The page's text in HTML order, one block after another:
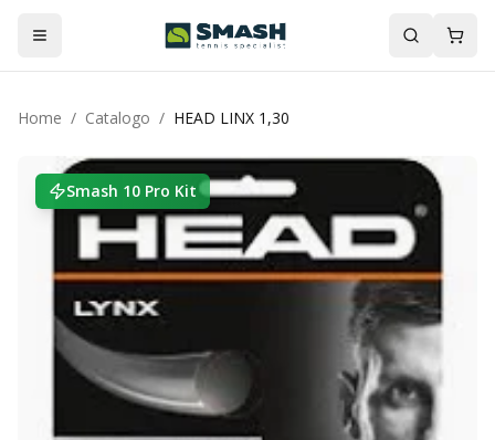
Home / Catalogo / HEAD LINX 1,30
Smash 10 Pro Kit